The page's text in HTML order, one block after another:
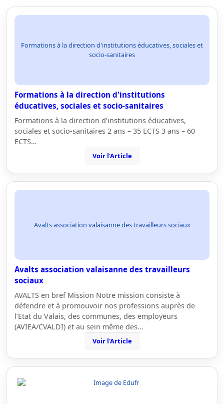
Formations à la direction d'institutions éducatives, sociales et
socio-sanitaires
Formations à la direction d'institutions
éducatives, sociales et socio-sanitaires
Formations à la direction d’institutions éducatives,
sociales et socio-sanitaires 2 ans – 35 ECTS 3 ans – 60
ECTS…
Voir l'Article
Avalts association valaisanne des travailleurs sociaux
Avalts association valaisanne des travailleurs
sociaux
AVALTS en bref Mission Notre mission consiste à
défendre et à promouvoir nos professions auprès de
l’Etat du Valais, des communes, des employeurs
(AVIEA/CVALDI) et au sein même des…
Voir l'Article